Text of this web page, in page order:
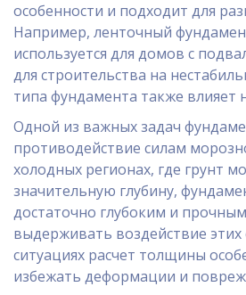
особенности и подходит для
Например, ленточный
используется для домов с
для строительства на
типа фундамента также влияет
Одной из важных задач
противодействие силам
холодных регионах, где грунт
значительную глубину,
достаточно глубоким и
выдерживать воздействие этих
ситуациях расчет толщины
избежать деформации и